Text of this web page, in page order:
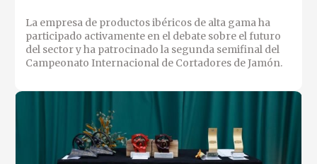
La empresa de productos ibéricos de alta gama ha
participado activamente en el debate sobre el futuro
del sector y ha patrocinado la segunda semifinal del
Campeonato Internacional de Cortadores de Jamón.